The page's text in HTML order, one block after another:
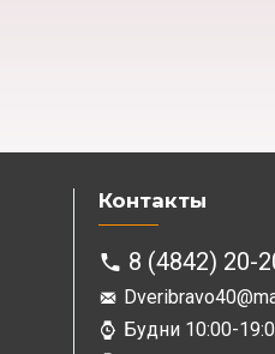
Контакты
8 (4842) 20-
Будни 10:00-